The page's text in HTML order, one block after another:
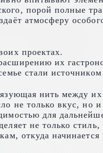
порой полные
атмосферу
проектах.
их
стали
нить между
не только вкус, но
для
не только
откуда начинается